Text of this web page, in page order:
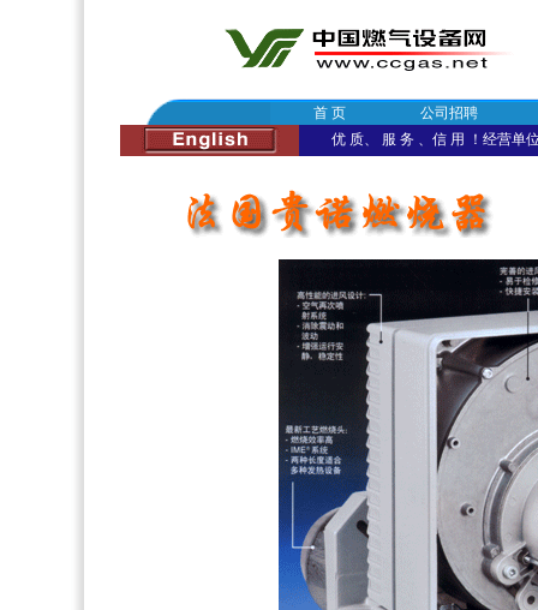
首 页
公司招聘
优 质、 服 务 、信 用 ！经营单